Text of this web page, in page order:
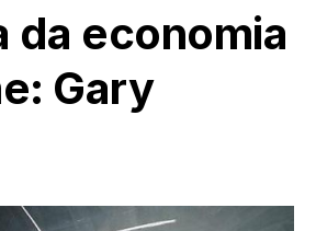
da economia
Gary